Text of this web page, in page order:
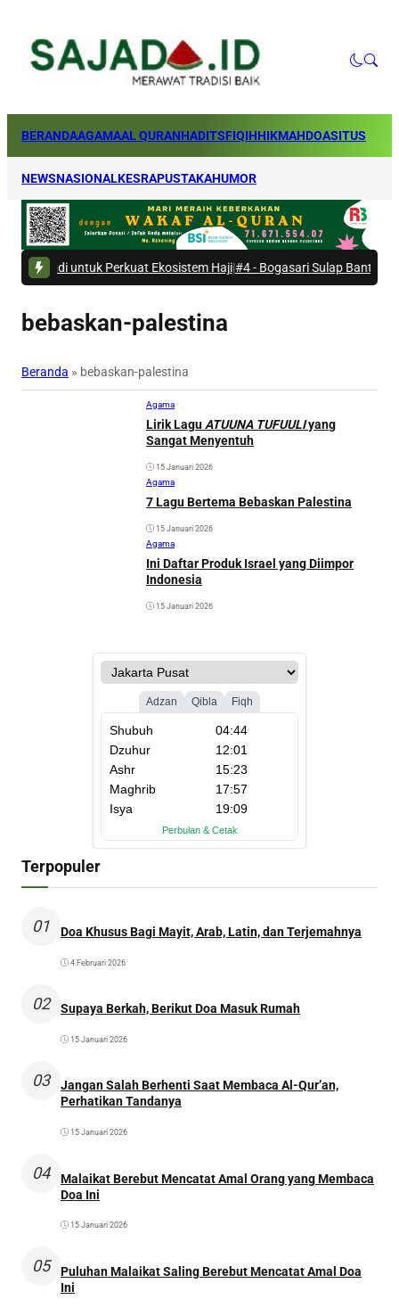
BERANDAAGAMAAL QURANHADITSFIQIHHIKMAHDOASITUS
NEWSNASIONALKESRAPUSTAKAHUMOR
untuk Perkuat Ekosistem Haji|#4 -Bogasari Sulap Bantaran Kali
bebaskan-palestina
Beranda » bebaskan-palestina
Agama
Lirik Lagu ATUUNA TUFUULIyang
Sangat Menyentuh
15 Januari 2026
Agama
7 Lagu Bertema Bebaskan Palestina
15 Januari 2026
Agama
Ini Daftar Produk Israel yang Diimpor
Indonesia
15 Januari 2026
Terpopuler
01 Doa Khusus Bagi Mayit, Arab, Latin, dan Terjemahnya
4 Februari 2026
02 Supaya Berkah, Berikut Doa Masuk Rumah
15 Januari 2026
03
Jangan Salah Berhenti Saat Membaca Al-Qur’an,
Perhatikan Tandanya
15 Januari 2026
04
Malaikat Berebut Mencatat Amal Orang yang Membaca
Doa Ini
15 Januari 2026
05
Puluhan Malaikat Saling Berebut Mencatat Amal Doa
Ini